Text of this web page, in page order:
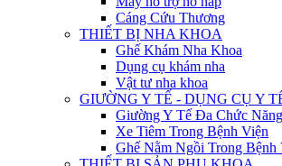
Cáng Cứu Thương
THIẾT BỊ NHA KHOA
Ghế Khám Nha Khoa
Dụng cụ khám nha
Vật tư nha khoa
GIƯỜNG Y TẾ - DỤNG CỤ Y
Giường Y Tế Đa Chức Năng
Xe Tiêm Trong Bệnh Viện
Ghế Nằm Ngồi Trong Bệnh